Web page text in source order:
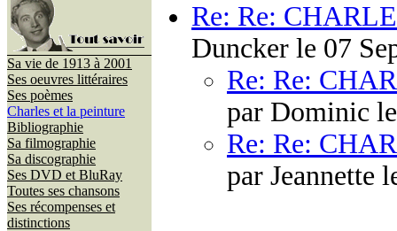
Sa vie de 1913 à 2001
Ses oeuvres littéraires
Ses poèmes
Charles et la peinture
Bibliographie
Sa filmographie
Sa discographie
Ses DVD et BluRay
Toutes ses chansons
Ses récompenses et
distinctions
Re: Re:
Duncker le 07
Re: Re:
par Dominic
Re: Re:
par Jeannette